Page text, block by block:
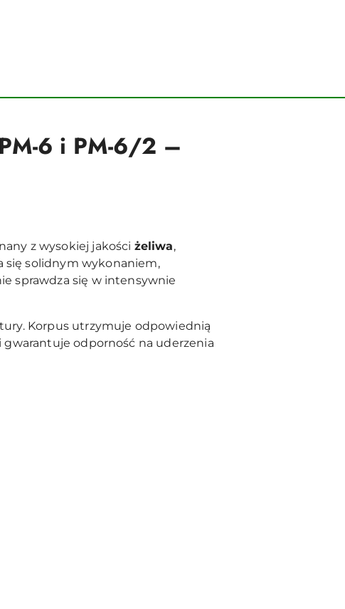
6 i PM-6/2 –
z wysokiej jakości żeliwa,
się solidnym wykonaniem,
sprawdza się w intensywnie
Korpus utrzymuje odpowiednią
gwarantuje odporność na uderzenia